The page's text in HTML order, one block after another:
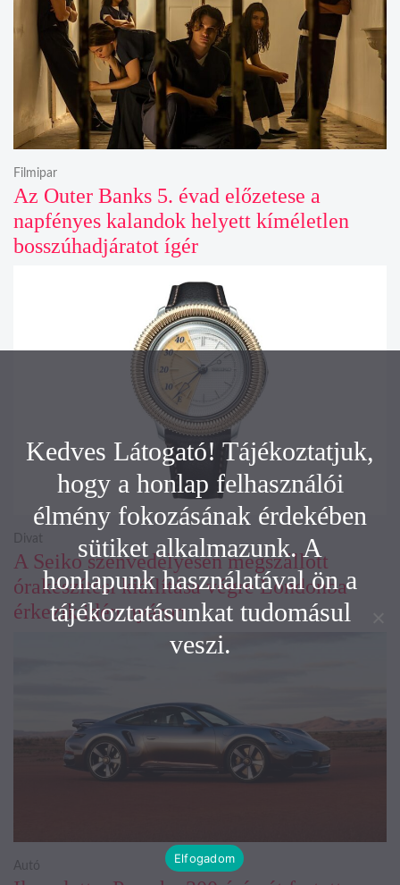
Az Outer Banks 5. évad előzetese a
napfényes kalandok helyett kíméletlen
bosszúhadjáratot ígér
Filmipar
A Seiko szenvedélyesen megszállott
órakészítési kiállítása végre Londonba
érkezik idén nyáron
Divat
Autó
Kedves Látogató! Tájékoztatjuk,
hogy a honlap felhasználói
élmény fokozásának érdekében
sütiket alkalmazunk. A
honlapunk használatával ön a
tájékoztatásunkat tudomásul
veszi.
Elfogadom